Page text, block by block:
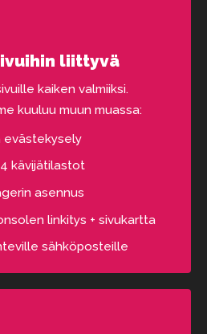
liittyvä
kaiken valmiiksi.
kuuluu muun muassa:
evästekysely
kävijätilastot
asennus
linkitys + sivukartta
sähköposteille